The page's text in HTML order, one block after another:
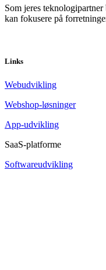
Som jeres
kan fokusere på
Links
Webudvikling
Webshop-løsninger
App-udvikling
SaaS-platforme
Softwareudvikling